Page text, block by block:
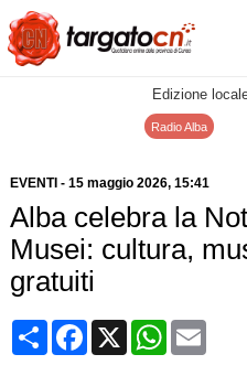
Edizione
Radio Alba
EVENTI - 15 maggio 2026, 15:41
Alba celebra la
Musei: cultura,
gratuiti
CondividiFacebook
X WhatsApp
Email